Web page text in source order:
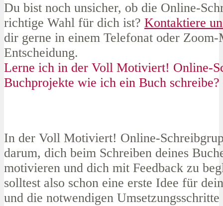
Du bist noch unsicher, ob die Online-
richtige Wahl für dich ist? Kontaktiere
dir gerne in einem Telefonat oder
Entscheidung.
Lerne ich in der Voll Motiviert! Online-
Buchprojekte wie ich ein Buch schreibe?
In der Voll Motiviert! Online-
darum, dich beim Schreiben deines
motivieren und dich mit Feedback zu
solltest also schon eine erste Idee für
und die notwendigen Umsetzungsschritte